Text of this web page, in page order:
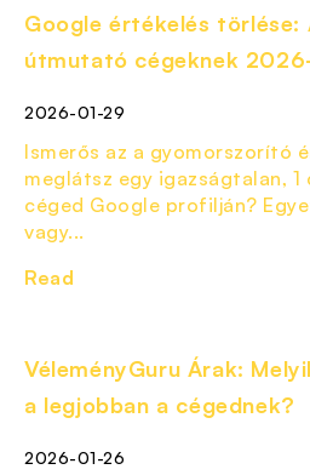
Google értékelés törlése:
útmutató cégeknek
2026-01-29
Ismerős az a gyomorszorító
meglátsz egy igazságtalan,
céged Google profilján?
vagy...
Read
VéleményGuru Árak:
a legjobban a cégednek?
2026-01-26